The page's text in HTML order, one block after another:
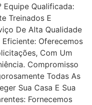
Equipe Qualificada:
Treinados E
De Alta Qualidade
Oferecemos
Com Um
Compromisso
Todas As
Sua Casa E Sua
Fornecemos